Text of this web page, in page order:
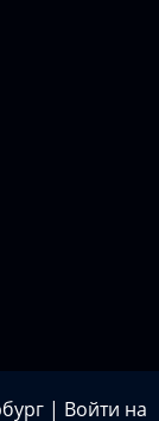
| Войти на